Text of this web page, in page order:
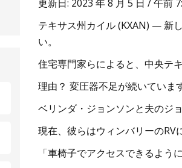
更新日: 2023 年 8 月 5 日 / 午前
テキサス州カイル (KXAN) — 新
い。
住宅専門家らによると、中央テ
理由？ 変圧器不足が続いています
ベリンダ・ジョンソンと夫のジ
現在、彼らはウィンバリーのRV
「車椅子でアクセスできるよう